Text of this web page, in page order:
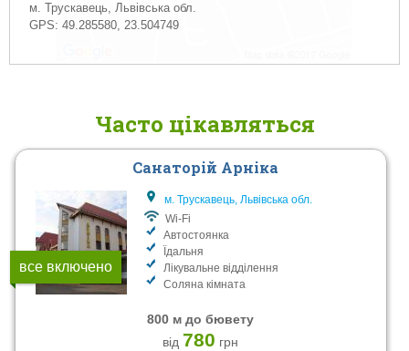
м. Трускавець, Львівська обл.
GPS:49.285580,23.504749
Часто цікавляться
все включено
Санаторій Арніка
м. Трускавець, Львівська обл.
Wi-Fi
Автостоянка
Їдальня
Лікувальне відділення
Соляна кімната
800 м до бювету
від 780 грн